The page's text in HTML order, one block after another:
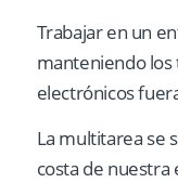
Trabajar en un
manteniendo
electrónicos
La multitarea se
costa de